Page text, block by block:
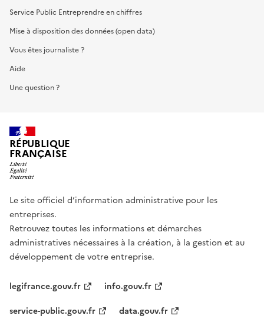
Service Public Entreprendre en chiffres
Mise à disposition des données (open data)
Vous êtes journaliste ?
Aide
Une question ?
RÉPUBLIQUE
FRANÇAISE
Le site officiel d’information administrative pour les
entreprises.
Retrouvez toutes les informations et démarches
administratives nécessaires à la création, à la gestion et au
développement de votre entreprise.
legifrance.gouv.fr
info.gouv.fr
service-public.gouv.fr
data.gouv.fr